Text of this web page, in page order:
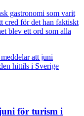
gastronomi som varit
cred för det han faktiskt
blev ett ord som alla
för turism i